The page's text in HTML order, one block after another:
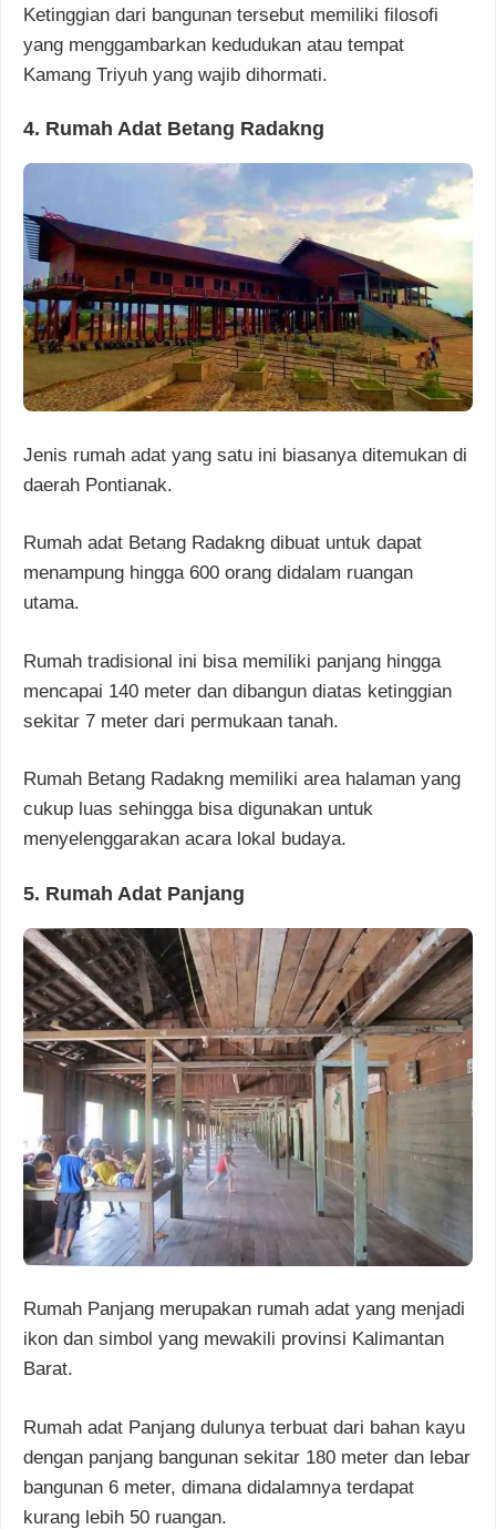
Ketinggian dari bangunan tersebut memiliki filosofi
yang menggambarkan kedudukan atau tempat
Kamang Triyuh yang wajib dihormati.
4. Rumah Adat Betang Radakng
Jenis rumah adat yang satu ini biasanya ditemukan di
daerah Pontianak.
Rumah adat Betang Radakng dibuat untuk dapat
menampung hingga 600 orang didalam ruangan
utama.
Rumah tradisional ini bisa memiliki panjang hingga
mencapai 140 meter dan dibangun diatas ketinggian
sekitar 7 meter dari permukaan tanah.
Rumah Betang Radakng memiliki area halaman yang
cukup luas sehingga bisa digunakan untuk
menyelenggarakan acara lokal budaya.
5. Rumah Adat Panjang
Rumah Panjang merupakan rumah adat yang menjadi
ikon dan simbol yang mewakili provinsi Kalimantan
Barat.
Rumah adat Panjang dulunya terbuat dari bahan kayu
dengan panjang bangunan sekitar 180 meter dan lebar
bangunan 6 meter, dimana didalamnya terdapat
kurang lebih 50 ruangan.